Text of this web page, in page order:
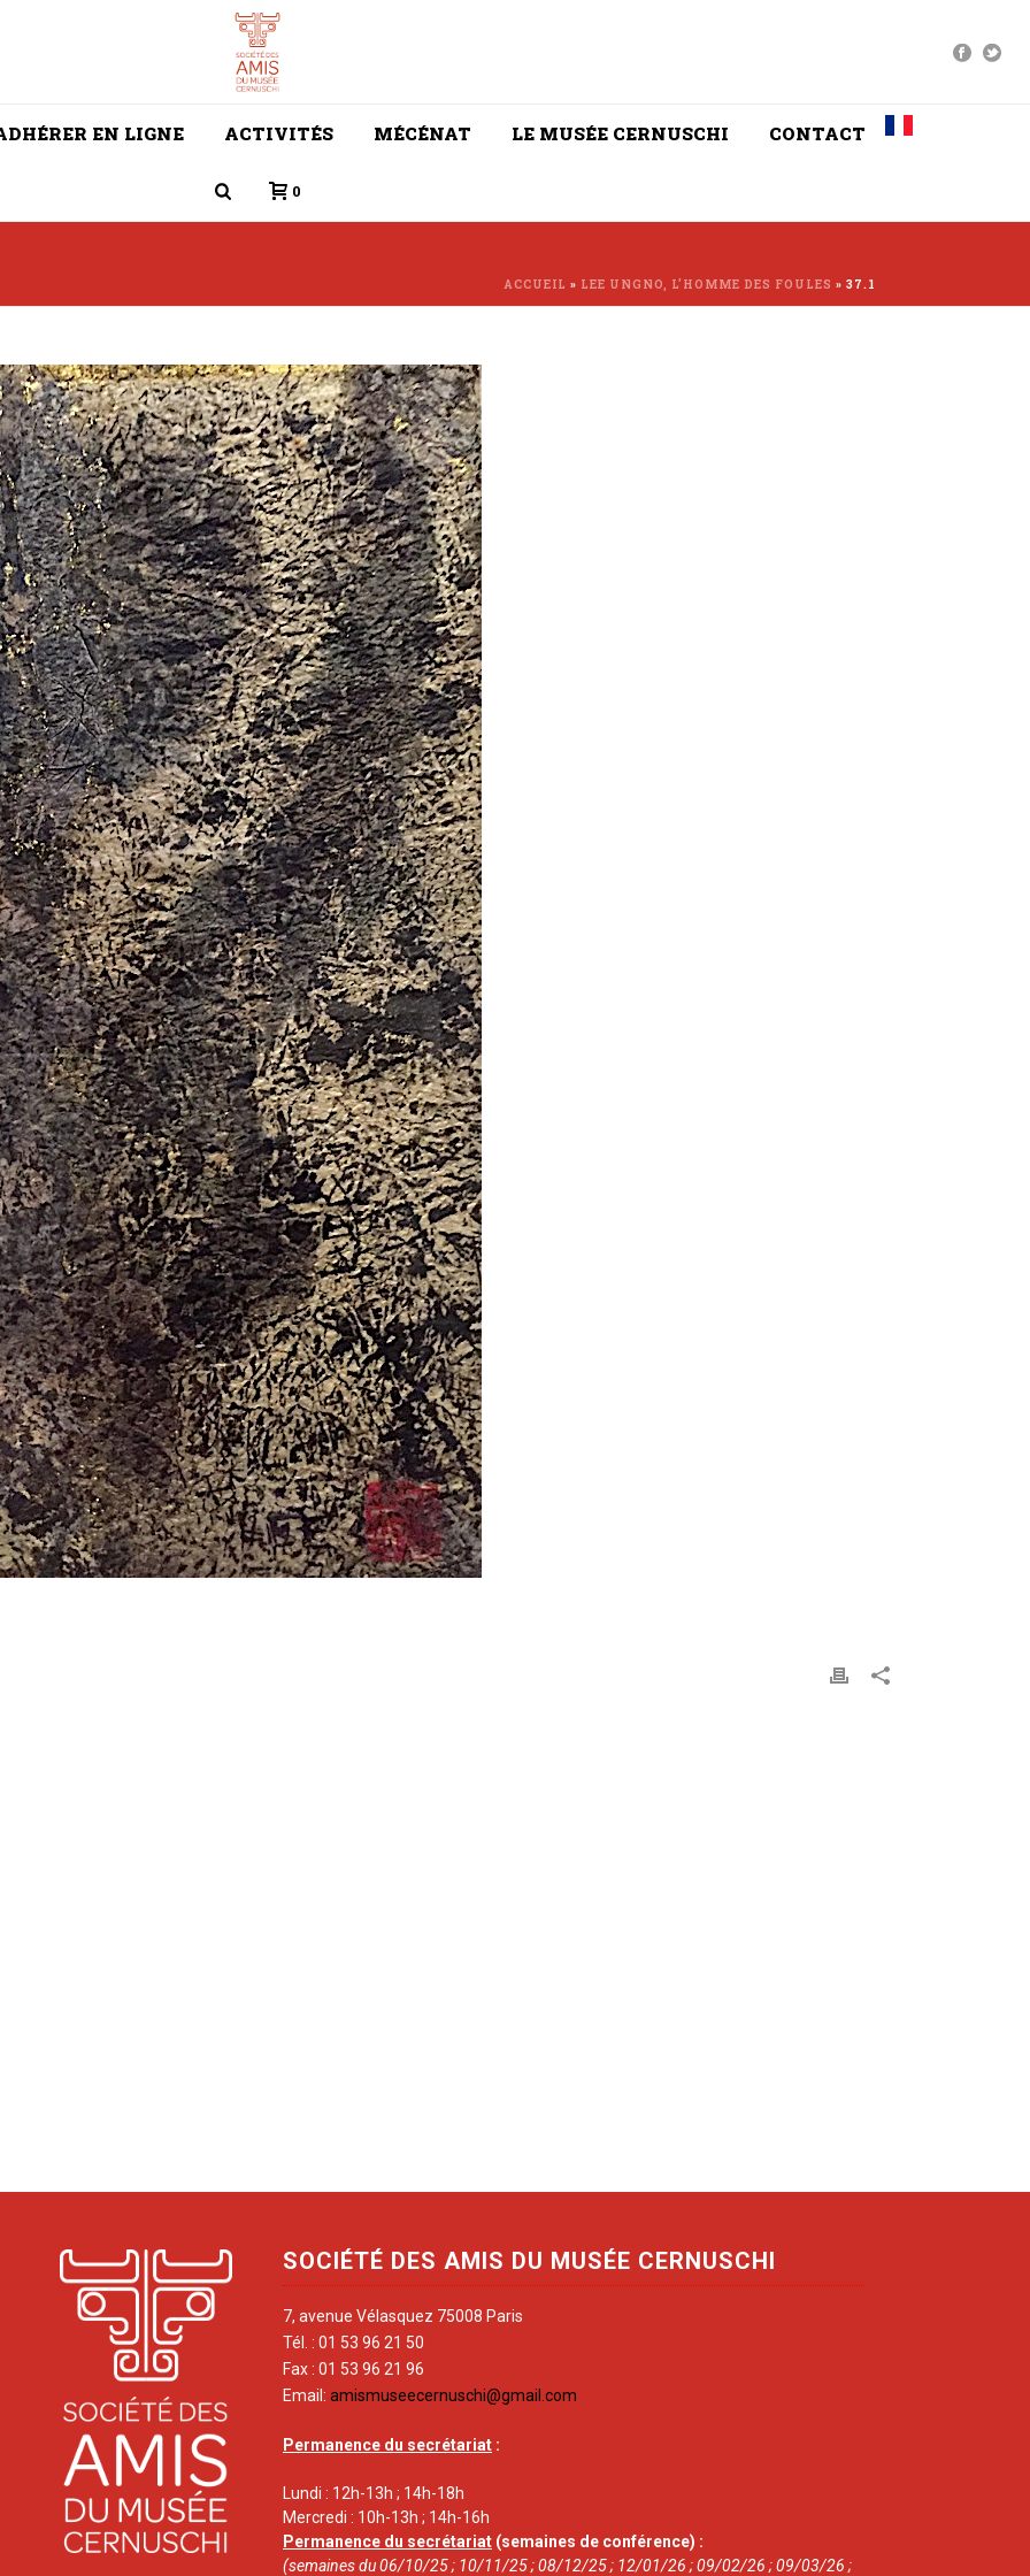
EN LIGNE ACTIVITÉS MÉCÉNAT LE MUSÉE CERNUSCHI CONTACT
0
ACCUEIL » LEE UNGNO, L’HOMME DES FOULES » 37.1
SOCIÉTÉ DES AMIS DU MUSÉE CERNUSCHI
7, avenue Vélasquez 75008 Paris
Tél. : 01 53 96 21 50
Fax : 01 53 96 21 96
Email: amismuseecernuschi@gmail.com
Permanence du secrétariat :
Lundi : 12h-13h ; 14h-18h
Mercredi : 10h-13h ; 14h-16h
Permanence du secrétariat (semaines de conférence) :
(semaines du 06/10/25 ; 10/11/25 ; 08/12/25 ; 12/01/26 ; 09/02/26 ; 09/03/26 ;